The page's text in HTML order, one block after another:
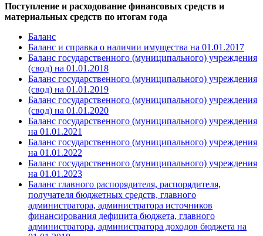
Поступление и расходование финансовых средств и
материальных средств по итогам года
Баланс
Баланс и справка о наличии имущества на 01.01.2017
Баланс государственного (муниципального) учреждения
(свод) на 01.01.2018
Баланс государственного (муниципального) учреждения
(свод) на 01.01.2019
Баланс государственного (муниципального) учреждения
(свод) на 01.01.2020
Баланс государственного (муниципального) учреждения
на 01.01.2021
Баланс государственного (муниципального) учреждения
на 01.01.2022
Баланс государственного (муниципального) учреждения
на 01.01.2023
Баланс главного распорядителя, распорядителя,
получателя бюджетных средств, главного
администратора, администратора источников
финансирования дефицита бюджета, главного
администратора, администратора доходов бюджета на